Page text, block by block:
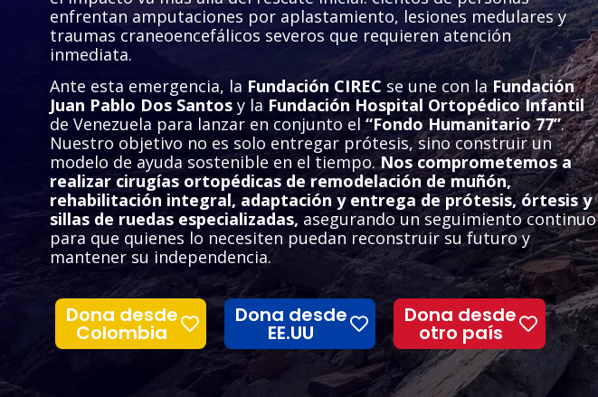
enfrentan amputaciones por aplastamiento, lesiones medulares y
traumas craneoencefálicos severos que requieren atención
inmediata.
Ante esta emergencia, la Fundación CIREC se une con laFundación
Juan Pablo Dos Santos y la Fundación Hospital Ortopédico Infantil
de Venezuela para lanzar en conjunto el“Fondo Humanitario 77”.
Nuestro objetivo no es solo entregar prótesis, sino construir un
modelo de ayuda sostenible en el tiempo.Nos comprometemos a
realizar cirugías ortopédicas de remodelación de muñón,
rehabilitación integral, adaptación y entrega de prótesis, órtesis y
sillas de ruedas especializadas, asegurando un seguimiento continuo
para que quienes lo necesiten puedan reconstruir su futuro y
mantener su independencia.
Dona desde
Colombia
Dona desde
EE.UU
Dona desde
otro país